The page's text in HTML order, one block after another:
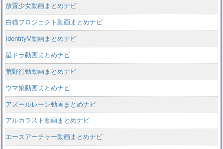
放置少女動画まとめナビ
白猫プロジェクト動画まとめナビ
IdentityV動画まとめナビ
星ドラ動画まとめナビ
荒野行動動画まとめナビ
ウマ娘動画まとめナビ
アズールレーン動画まとめナビ
アルカラスト動画まとめナビ
エースアーチャー動画まとめナビ